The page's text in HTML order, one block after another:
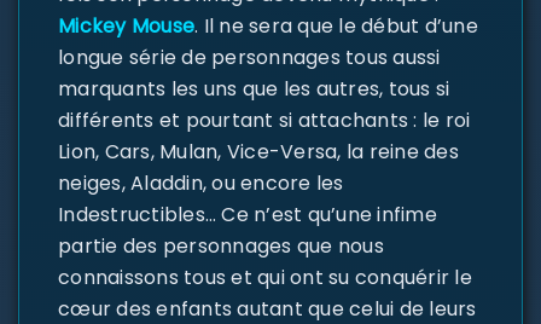
Mickey Mouse. Il ne sera que le début d’une
longue série de personnages tous aussi
marquants les uns que les autres, tous si
différents et pourtant si attachants : le roi
Lion, Cars, Mulan, Vice-Versa, la reine des
neiges, Aladdin, ou encore les
Indestructibles… Ce n’est qu’une infime
partie des personnages que nous
connaissons tous et qui ont su conquérir le
cœur des enfants autant que celui de leurs